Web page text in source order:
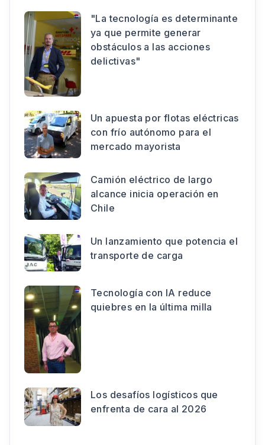
"La tecnología es determinante
ya que permite generar
obstáculos a las acciones
delictivas"
Un apuesta por flotas eléctricas
con frío autónomo para el
mercado mayorista
Camión eléctrico de largo
alcance inicia operación en
Chile
Un lanzamiento que potencia el
transporte de carga
Tecnología con IA reduce
quiebres en la última milla
Los desafíos logísticos que
enfrenta de cara al 2026